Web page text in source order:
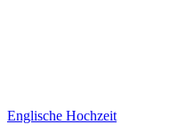
Englische Hochzeit